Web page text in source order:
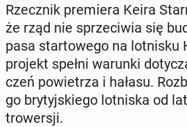
Rzecz­nik pre­mie­ra Keira
że rząd nie sprze­ci­wia się
pasa star­to­we­go na lot­ni­sku
projekt spełni warunki
czeń po­wie­trza i hałasu.
go bry­tyj­skie­go lot­ni­ska od
tro­wer­sji.